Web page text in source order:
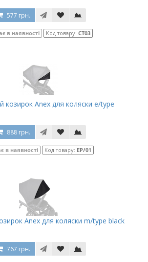
577 грн.
в наявності Код товару: CT03
козирок Anex для коляски e/type
888 грн.
в наявності Код товару: EP/01
Anex для коляски m/type black
767 грн.